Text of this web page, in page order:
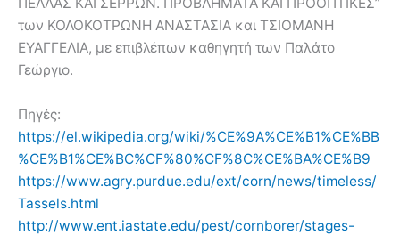
των ΚΟΛΟΚΟΤΡΩΝΗ ΑΝΑΣΤΑΣΙΑ και ΤΣΙΟΜΑΝΗ
ΕΥΑΓΓΕΛΙΑ, με επιβλέπων καθηγητή των Παλάτο
Γεώργιο.
Πηγές:
https://el.wikipedia.org/wiki/%CE%9A%CE%B1%CE%BB
%CE%B1%CE%BC%CF%80%CF%8C%CE%BA%CE%B9
https://www.agry.purdue.edu/ext/corn/news/timeless/
Tassels.html
http://www.ent.iastate.edu/pest/cornborer/stages-